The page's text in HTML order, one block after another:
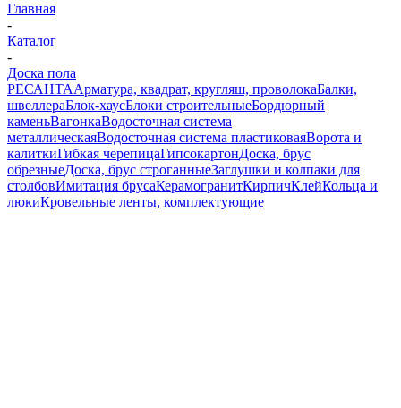
Главная
-
Каталог
-
Доска пола
РЕСАНТААрматура, квадрат, кругляш, проволокаБалки,
швеллераБлок-хаусБлоки строительныеБордюрный
каменьВагонкаВодосточная система
металлическаяВодосточная система пластиковаяВорота и
калиткиГибкая черепицаГипсокартонДоска, брус
обрезныеДоска, брус строганныеЗаглушки и колпаки для
столбовИмитация брусаКерамогранитКирпичКлейКольца и
люкиКровельные ленты, комплектующие